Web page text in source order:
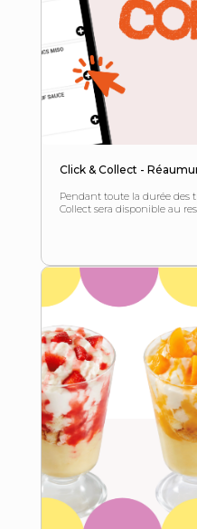
Click & Collect -
Pendant toute la durée des
Collect sera disponible au